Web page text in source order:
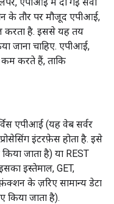
के तौर पर मौजूद एपीआई,
करता है. इससे यह तय
जाना चाहिए. एपीआई,
करते हैं, ताकि
एपीआई (यह वेब सर्वर
इंटरफ़ेस होता है. इसे
जाता है) या REST
इस्तेमाल, GET,
के ज़रिए सामान्य डेटा
जाता है).